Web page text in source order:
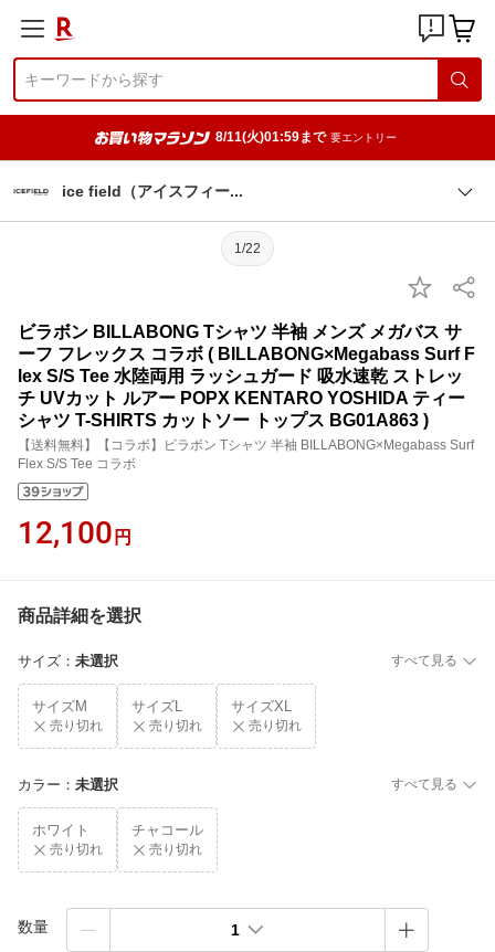
8/11(火)01:59まで 要エントリー
ice field（アイスフィー
1/22
ビラボン BILLABONG Tシャツ 半袖 メンズ メガバス サ
ーフ フレックス コラボ ( BILLABONG×Megabass Surf F
lex S/S Tee 水陸両用 ラッシュガード 吸水速乾 ストレッ
チ UVカット ルアー POPX KENTARO YOSHIDA ティー
シャツ T-SHIRTS カットソー トップス BG01A863 )
【送料無料】【コラボ】ビラボン Tシャツ 半袖 BILLABONG×Megabass Surf
Flex S/S Tee コラボ
12,100 円
商品詳細を選択
サイズ ： 未選択 すべて見る
サイズM
売り切れ
サイズL
売り切れ
サイズXL
売り切れ
カラー ： 未選択 すべて見る
ホワイト
売り切れ
チャコール
売り切れ
数量 1